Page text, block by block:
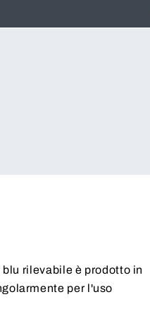
rilevabile è prodotto in
per l'uso